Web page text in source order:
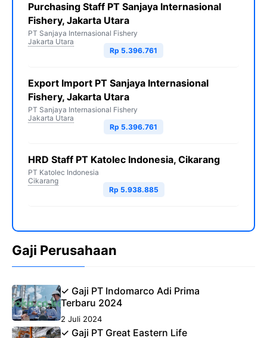
Purchasing Staff PT Sanjaya Internasional
Fishery, Jakarta Utara
PT Sanjaya Internasional Fishery
Jakarta Utara
Rp 5.396.761
Export Import PT Sanjaya Internasional
Fishery, Jakarta Utara
PT Sanjaya Internasional Fishery
Jakarta Utara
Rp 5.396.761
HRD Staff PT Katolec Indonesia, Cikarang
PT Katolec Indonesia
Cikarang
Rp 5.938.885
Gaji Perusahaan
✓ Gaji PT Indomarco Adi Prima
Terbaru 2024
2 Juli 2024
✓ Gaji PT Great Eastern Life